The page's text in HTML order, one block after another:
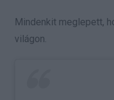
Mindenkit meglepett,
világon.